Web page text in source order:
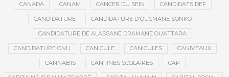
CANADA CANAM CANCER DU SEIN CANDIDATS DEF
CANDIDATURE CANDIDATURE D'OUSMANE SONKO
CANDIDATURE DE ALASSANE DRAMANE OUATTARA
CANDIDATURE ONU CANICULE CANICULES CANIVEAUX
CANNABIS CANTINES SCOLAIRES CAP